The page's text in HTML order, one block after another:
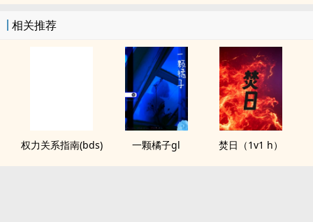
相关推荐
权力关系指南(bds) 一颗橘子gl 焚日（1v1 h）